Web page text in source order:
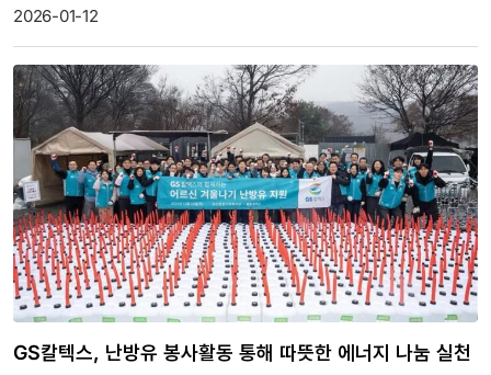
2026-01-12
GS칼텍스, 난방유 봉사활동 통해 따뜻한 에너지 나눔 실천